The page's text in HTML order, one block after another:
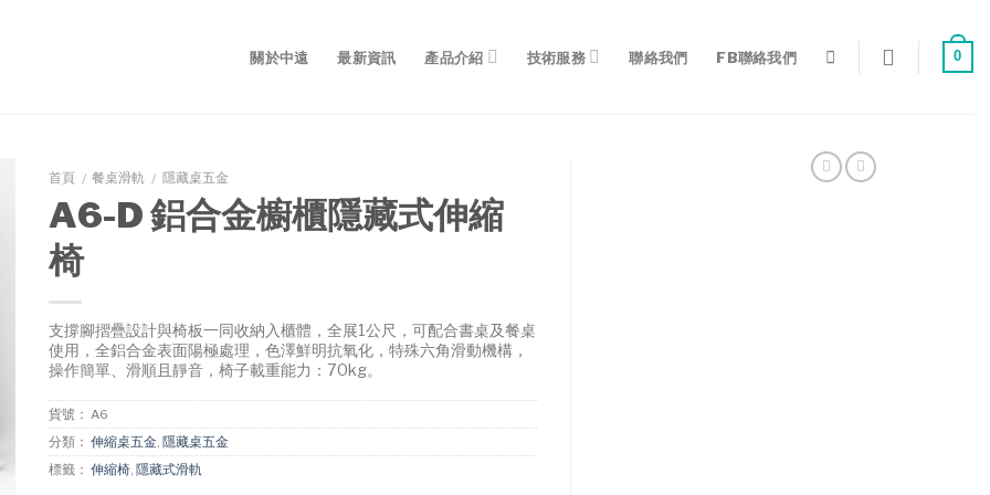
關於中遠 最新資訊 產品介紹 技術服務 聯絡我們 FB聯絡我們 0
首頁 / 餐桌滑軌 / 隱藏桌五金
A6-D 鋁合金櫥櫃隱藏式伸縮
椅
支撐腳摺疊設計與椅板一同收納入櫃體，全展1公尺，可配合書桌及餐桌
使用，全鋁合金表面陽極處理，色澤鮮明抗氧化，特殊六角滑動機構，
操作簡單、滑順且靜音，椅子載重能力：70kg。
貨號： A6
分類： 伸縮桌五金, 隱藏桌五金
標籤： 伸縮椅, 隱藏式滑軌